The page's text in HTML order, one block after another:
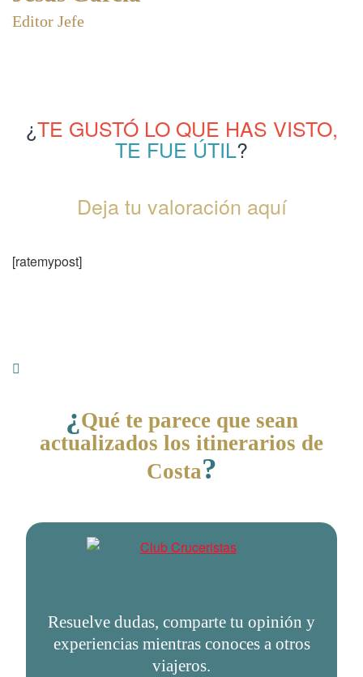
Editor Jefe
¿TE GUSTÓ LO QUE HAS VISTO,
TE FUE ÚTIL?
Deja tu valoración aquí
[ratemypost]
¿ Qué te parece que sean
actualizados los itinerarios de
Costa?
Resuelve dudas, comparte tu opinión y
experiencias mientras conoces a otros
viajeros.